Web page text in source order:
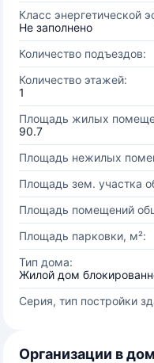
Класс энергетической
Не заполнено
Количество подъездов:
Количество этажей:
1
Площадь жилых
90.7
Площадь нежилых
Площадь зем. участка
Площадь помещений
Площадь парковки, м²:
Тип дома:
Жилой дом
Серия, тип постройки
Организации в